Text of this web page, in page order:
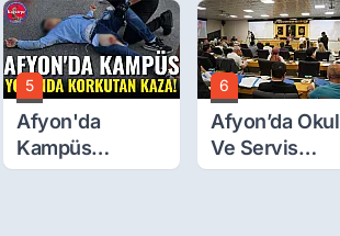
Traktörden Sağ
Çıktılar
5
Afyon'da
Kampüs
Yolunda
6
Afyon’da Okul
Ve Servis
Ücretleri